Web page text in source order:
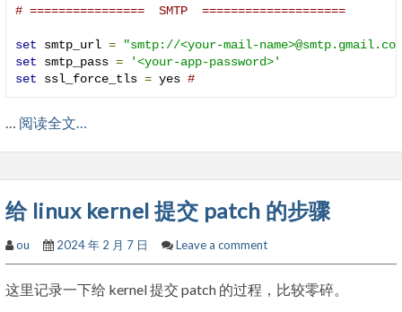
# ================  SMTP  ====================
set smtp_url =
"smtp://<your-mail-
set smtp_pass =
'<your-app-password>'
set ssl_force_tls = yes #
… 阅读全文…
给 linux kernel 提交 patch 的步骤
ou 2024 年 2 月 7 日 Leave a comment
这里记录一下给 kernel 提交 patch 的过程，比较零碎。